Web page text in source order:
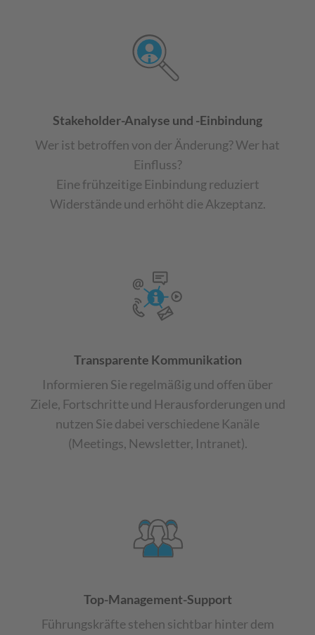
Stakeholder-Analyse und -Einbindung
Wer ist betroffen von der Änderung? Wer hat
Einfluss?
Eine frühzeitige Einbindung reduziert
Widerstände und erhöht die Akzeptanz.
Transparente Kommunikation
Informieren Sie regelmäßig und offen über
Ziele, Fortschritte und Herausforderungen und
nutzen Sie dabei verschiedene Kanäle
(Meetings, Newsletter, Intranet).
Top-Management-Support
Führungskräfte stehen sichtbar hinter dem